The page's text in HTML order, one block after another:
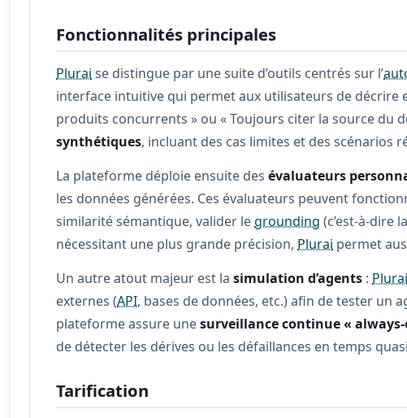
Fonctionnalités principales
Plurai se distingue par une suite d’outils centrés sur l’
interface intuitive qui permet aux utilisateurs de décrire
produits concurrents » ou « Toujours citer la source du
synthétiques, incluant des cas limites et des scénarios
La plateforme déploie ensuite desévaluateurs
les données générées. Ces évaluateurs peuvent
similarité sémantique, valider legrounding (c’est-à-dire
nécessitant une plus grande précision, Plurai permet
Un autre atout majeur est lasimulation d’agents : Plurai
externes (API, bases de données, etc.) afin de tester un
plateforme assure unesurveillance continue «
de détecter les dérives ou les défaillances en temps
Tarification